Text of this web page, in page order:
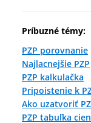
Príbuzné témy:
PZP porovnanie
Najlacnejšie PZP
PZP kalkulačka
Pripoistenie k
Ako uzatvoriť
PZP tabuľka cien